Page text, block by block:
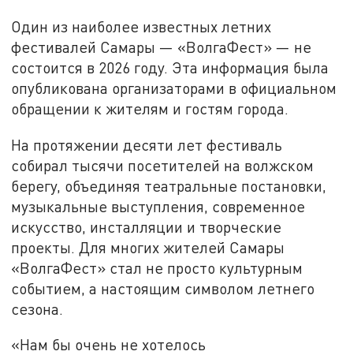
Один из наиболее известных летних
фестивалей Самары — «ВолгаФест» — не
состоится в 2026 году. Эта информация была
опубликована организаторами в официальном
обращении к жителям и гостям города.
На протяжении десяти лет фестиваль
собирал тысячи посетителей на волжском
берегу, объединяя театральные постановки,
музыкальные выступления, современное
искусство, инсталляции и творческие
проекты. Для многих жителей Самары
«ВолгаФест» стал не просто культурным
событием, а настоящим символом летнего
сезона.
«Нам бы очень не хотелось